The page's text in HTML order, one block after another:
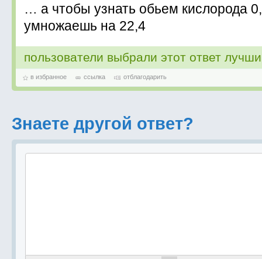
… а чтобы узнать обьем кислорода
умножаешь на 22,4
пользователи выбрали этот ответ
в избранное ссылка отблагодарить
Знаете другой ответ?